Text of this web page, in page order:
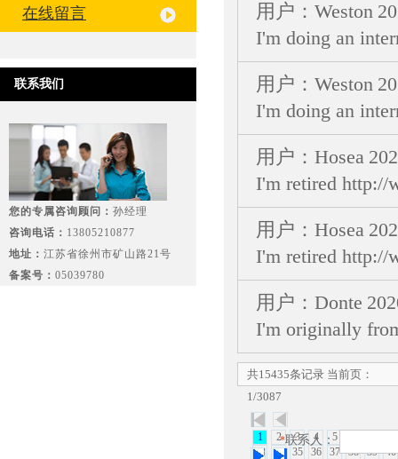
在线留言
联系我们
您的专属咨询顾问： 孙经理
咨询电话： 13805210877
地址： 江苏省徐州市矿山路21号
备案号： 05039780
用户：Weston
I'm doing an
用户：Weston
I'm doing an
用户：Hosea
I'm retired http://
用户：Hosea
I'm retired http://
用户：Donte
I'm originally
共15435条记录 当前页：
1/3087
1 2 3 4 5
33
34 35 36 37 38 39
40
*联系人：